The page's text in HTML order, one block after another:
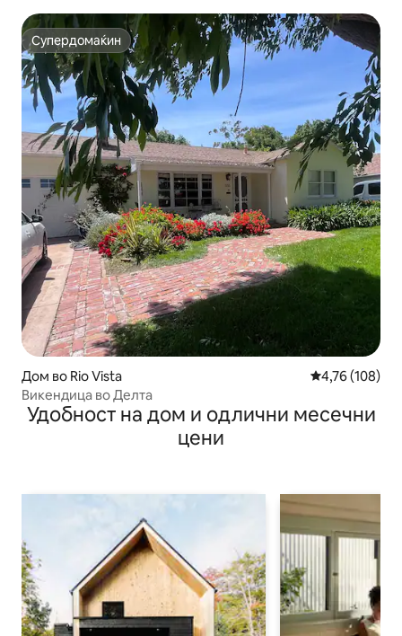
Супердомаќин
Супердомаќин
Дом во Rio Vista Просечна
4,76 (108)
Викендица во Делта
Удобност на дом и одлични месечни
цени